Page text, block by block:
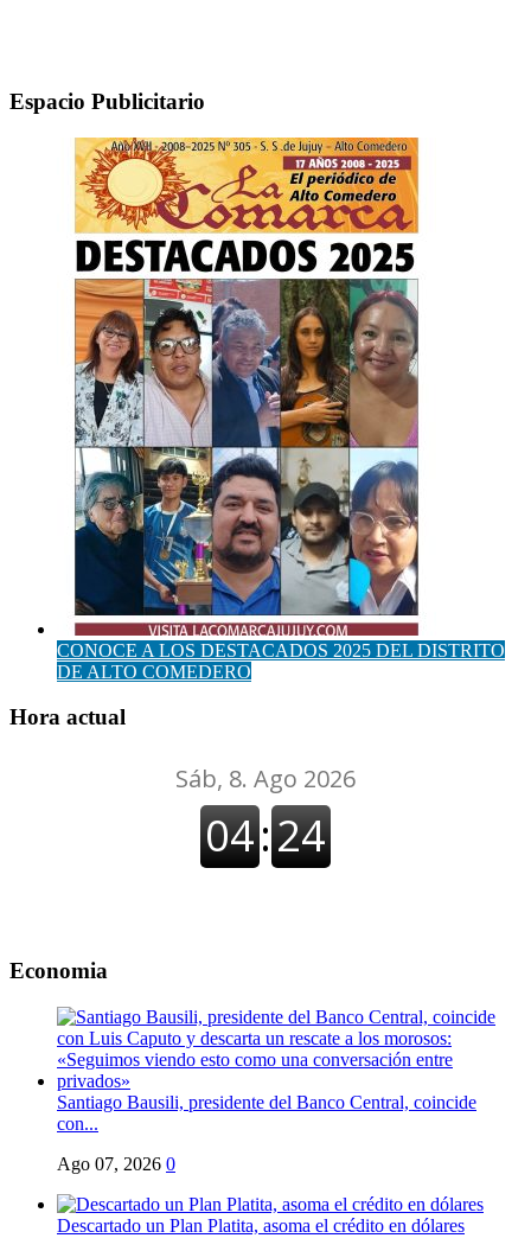
Espacio Publicitario
CONOCE A LOS DESTACADOS 2025 DEL DISTRITO
DE ALTO COMEDERO
Hora actual
Economia
Santiago Bausili, presidente del Banco Central, coincide
con...
Ago 07, 2026 0
Descartado un Plan Platita, asoma el crédito en dólares